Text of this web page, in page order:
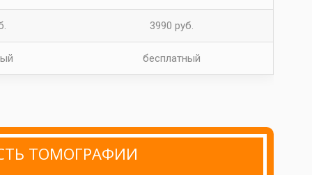
3990 руб.
бесплатный
ТОМОГРАФИИ